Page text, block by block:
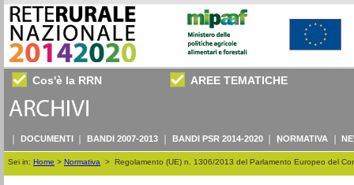
Cos'è la RRN AREE TEMATICHE
DOCUMENTI BANDI 2007-2013 BANDI PSR 2014-2020 NORMATIVA
Sei in: Home > Normativa > Regolamento (UE) n. 1306/2013 del Parlamento Europeo del